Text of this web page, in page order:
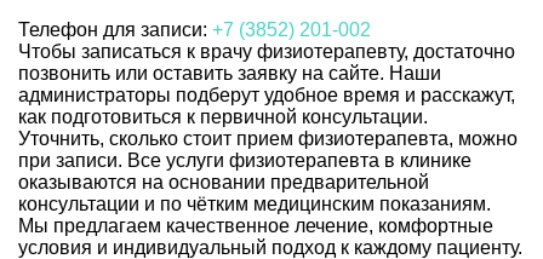
Телефон для записи: +7 (3852) 201-002
Чтобы записаться к врачу физиотерапевту, достаточно
позвонить или оставить заявку на сайте. Наши
администраторы подберут удобное время и расскажут,
как подготовиться к первичной консультации.
Уточнить, сколько стоит прием физиотерапевта, можно
при записи. Все услуги физиотерапевта в клинике
оказываются на основании предварительной
консультации и по чётким медицинским показаниям.
Мы предлагаем качественное лечение, комфортные
условия и индивидуальный подход к каждому пациенту.